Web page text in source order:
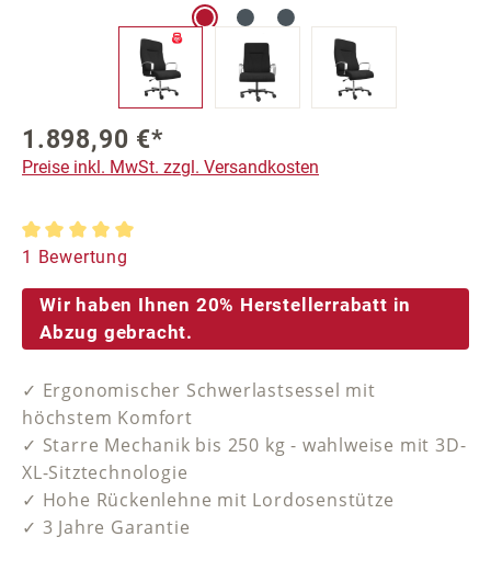
1.898,90 €*
Preise inkl. MwSt. zzgl. Versandkosten
Durchschnittliche Bewertung von 5 von 5 Sternen
1 Bewertung
Wir haben Ihnen 20% Herstellerrabatt in
Abzug gebracht.
✓ Ergonomischer Schwerlastsessel mit
höchstem Komfort
✓ Starre Mechanik bis 250 kg - wahlweise mit 3D-
XL-Sitztechnologie
✓ Hohe Rückenlehne mit Lordosenstütze
✓ 3 Jahre Garantie